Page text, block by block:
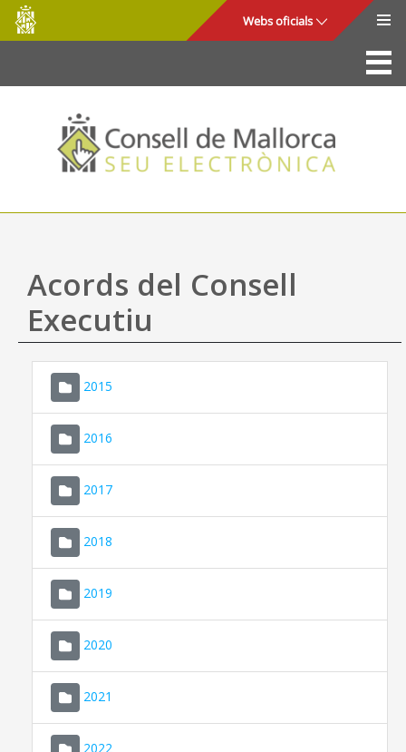
Salta al contingut principal
Consell
de
Mallorca
Webs oficials
La Seu
Consell de Mallorca
Accés i seguretat
Utilitats
Ajuda
Acords del Consell
Executiu
2015
2016
2017
2018
2019
2020
2021
2022